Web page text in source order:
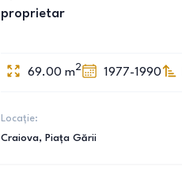
proprietar
69.00 m2 1977-1990
Locație:
Craiova, Piața Gării